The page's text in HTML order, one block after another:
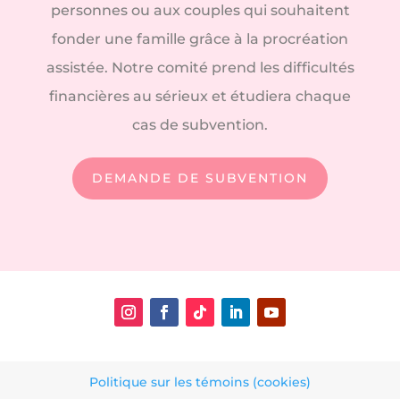
personnes ou aux couples qui souhaitent
fonder une famille grâce à la procréation
assistée. Notre comité prend les difficultés
financières au sérieux et étudiera chaque
cas de subvention.
DEMANDE DE SUBVENTION
Politique sur les témoins (cookies)